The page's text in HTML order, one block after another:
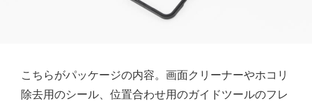
こちらがパッケージの内容。画面クリーナーやホコリ
除去用のシール、位置合わせ用のガイドツールのフレ